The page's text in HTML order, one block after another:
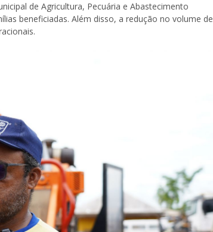
de Agricultura, Pecuária e Abastecimento
beneficiadas. Além disso, a redução no volume de